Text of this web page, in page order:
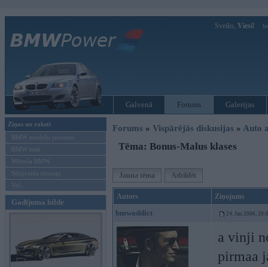
Sveiks, Viesi!
Galvenā Forums Galerijas
Ziņas un raksti
BMW modeļu jaunumi
BMW testi
Mēneša BMW
Sērijveida tūnings
Vel...
Gadījuma bilde
Forums » Vispārējās diskusijas » Auto
Tēma: Bonus-Malus klases
Jauna tēma Atbildēt
Autors Ziņojums
bmwaddict 24. Jan 2006,
a vinji
pirmaa